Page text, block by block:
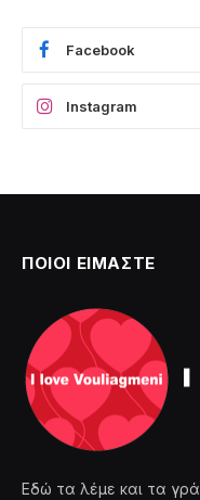
Facebook
Instagram
ΠΟΙΟΙ ΕΙΜΑΣΤΕ
Εδώ τα λέμε και τα